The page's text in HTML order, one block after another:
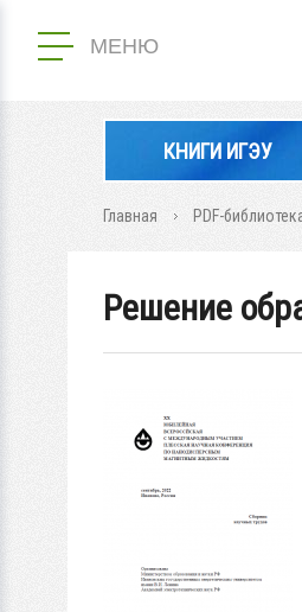
МЕНЮ
КНИГИ ИГЭУ
Главная PDF-
Решение